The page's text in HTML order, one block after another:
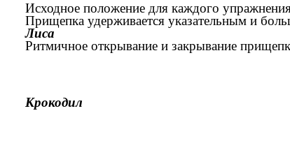
Исходное положение для каждого
Прищепка удерживается указательным и
Лиса
Ритмичное открывание и закрывание
Крокодил